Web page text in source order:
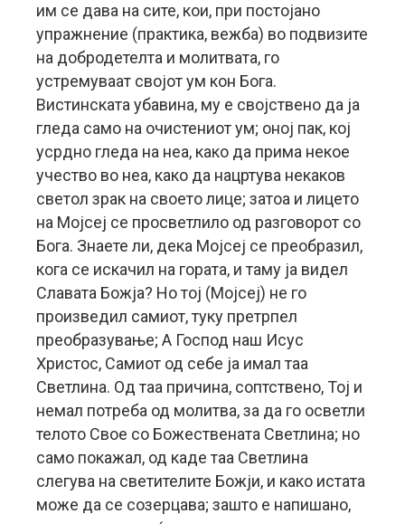
им се дава на сите, кои, при постојано
упражнение (практика, вежба) во подвизите
на добродетелта и молитвата, го
устремуваат својот ум кон Бога.
Вистинската убавина, му е својствено да ја
гледа само на очистениот ум; оној пак, кој
усрдно гледа на неа, како да прима некое
учество во неа, како да нацртува некаков
светол зрак на своето лице; затоа и лицето
на Мојсеј се просветлило од разговорот со
Бога. Знаете ли, дека Мојсеј се преобразил,
кога се искачил на гората, и таму ја видел
Славата Божја? Но тој (Мојсеј) не го
произведил самиот, туку претрпел
преобразување; А Господ наш Исус
Христос, Самиот од себе ја имал таа
Светлина. Од таа причина, соптствено, Тој и
немал потреба од молитва, за да го осветли
телото Свое со Божествената Светлина; но
само покажал, од каде таа Светлина
слегува на светителите Божји, и како истата
може да се созерцава; зашто е напишано,